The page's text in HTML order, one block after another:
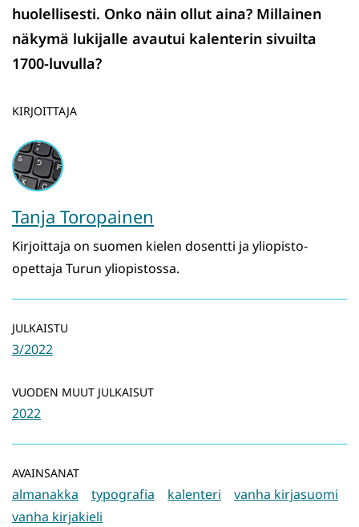
huolellisesti. Onko näin ollut aina? Millainen
näkymä lukijalle avautui kalenterin sivuilta
1700-luvulla?
KIRJOITTAJA
Tanja Toropainen
Kirjoittaja on suomen kielen dosentti ja yliopisto-
opettaja Turun yliopistossa.
JULKAISTU
3/2022
VUODEN MUUT JULKAISUT
2022
AVAINSANAT
almanakka typografia kalenteri
vanha kirjasuomi
vanha kirjakieli